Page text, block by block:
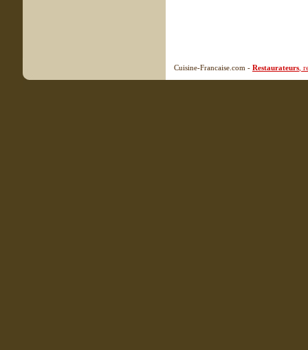
Cuisine-Francaise.com - Restaurateurs ,